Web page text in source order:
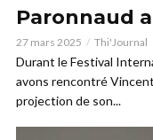
Paronnaud
27 mars 2025 Thi'Journal
Durant le Festival
avons rencontré
projection de son...